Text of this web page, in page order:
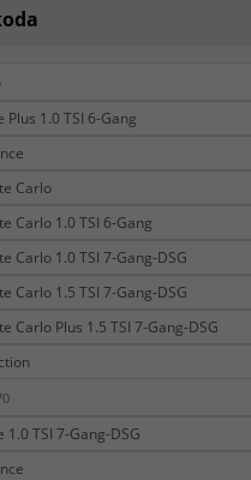
Plus 1.0 TSI 6-Gang
Carlo
Carlo 1.0 TSI 6-Gang
Carlo 1.0 TSI 7-Gang-DSG
Carlo 1.5 TSI 7-Gang-DSG
Carlo Plus 1.5 TSI 7-Gang-DSG
1.0 TSI 7-Gang-DSG